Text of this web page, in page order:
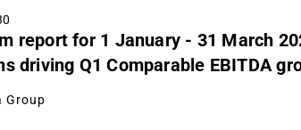
report for 1 January - 31 March
driving Q1 Comparable EBITDA
Group